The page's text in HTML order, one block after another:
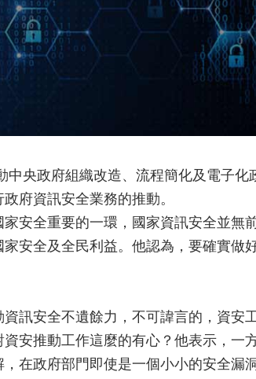
央政府組織改造、流程簡化及電子化
府資訊安全業務的推動。
安全重要的一環，國家資訊安全並無
安全及全民利益。他認為，要確實做
訊安全不遺餘力，不可諱言的，資安
安推動工作這麼的有心？他表示，一
在政府部門即使是一個小小的安全漏